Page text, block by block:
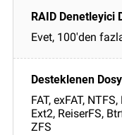
Evet, 100'den
FAT, exFAT,
Ext2, ReiserFS,
ZFS